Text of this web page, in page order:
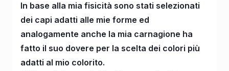
In base alla mia fisicità sono stati selezionati
dei capi adatti alle mie forme ed
analogamente anche la mia carnagione ha
fatto il suo dovere per la scelta dei colori più
adatti al mio colorito.